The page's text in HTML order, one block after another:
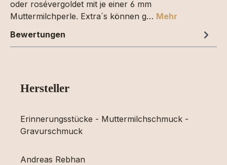
oder rosévergoldet mit je einer 6 mm
Muttermilchperle. Extra´s können g… Mehr
Bewertungen
Hersteller
Erinnerungsstücke - Muttermilchschmuck -
Gravurschmuck
Andreas Rebhan